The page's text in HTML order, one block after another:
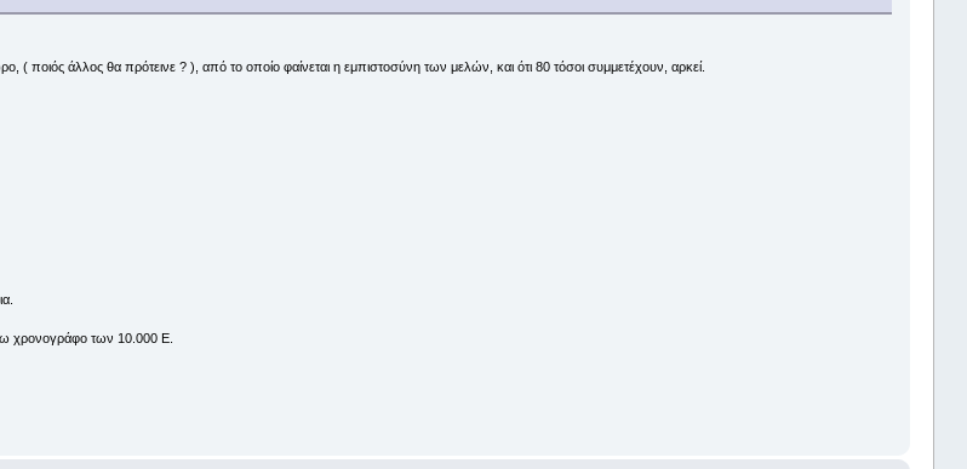
( ποιός άλλος θα πρότεινε ? ), από το οποίο φαίνεται η εμπιστοσύνη των μελών, και ότι 80 τόσοι συμμετέχουν, αρκεί.
χρονογράφο των 10.000 Ε.